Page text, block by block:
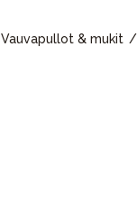
Vauvapullot & mukit